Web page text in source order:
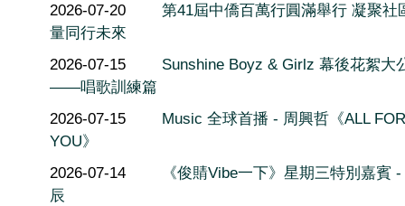
2026-07-20
第41屆中僑百萬行圓滿舉行 凝聚社
量同行未來
2026-07-15
Sunshine Boyz & Girlz 幕後花絮大
——唱歌訓練篇
2026-07-15
Music 全球首播 - 周興哲《ALL FOR
YOU》
2026-07-14
《俊䝼Vibe一下》星期三特別嘉賓
辰